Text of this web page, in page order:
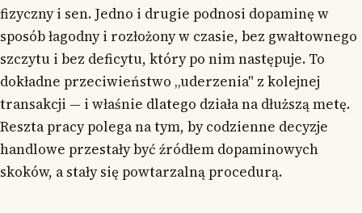
fizyczny i sen. Jedno i drugie podnosi dopaminę w
sposób łagodny i rozłożony w czasie, bez gwałtownego
szczytu i bez deficytu, który po nim następuje. To
dokładne przeciwieństwo „uderzenia" z kolejnej
transakcji — i właśnie dlatego działa na dłuższą metę.
Reszta pracy polega na tym, by codzienne decyzje
handlowe przestały być źródłem dopaminowych
skoków, a stały się powtarzalną procedurą.